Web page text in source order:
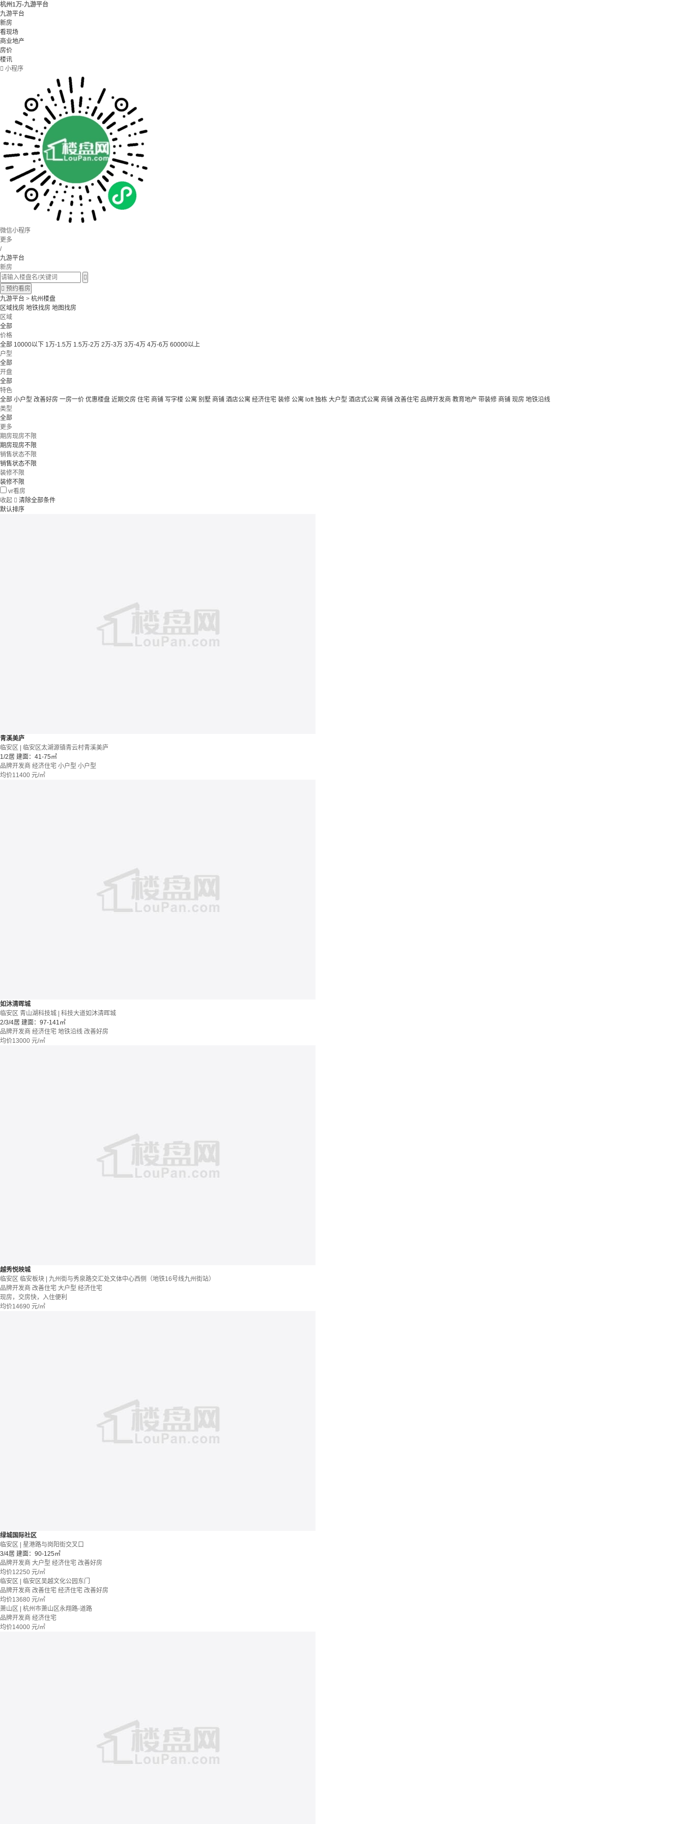
杭州1万-九游平台
九游平台
新房
看现场
商业地产
房价
楼讯
 小程序
微信小程序
更多
/
九游平台
新房

 预约看房
九游平台 > 杭州楼盘
区域找房 地铁找房 地图找房
区域
全部
价格
全部 10000以下 1万-1.5万 1.5万-2万 2万-3万 3万-4万 4万-6万 60000以上
户型
全部
开盘
全部
特色
全部 小户型 改善好房 一房一价 优惠楼盘 近期交房 住宅 商铺 写字楼 公寓 别墅 商铺 酒店公寓 经济住宅 装修 公寓 loft独栋 大户型 酒店式公寓 商铺 改善住宅 品牌开发商 教育地产 带装修 商铺 现房 地铁沿线
类型
全部
更多
期房现房不限
期房现房不限
销售状态不限
销售状态不限
装修不限
装修不限
vr看房
收起  清除全部条件
默认排序
青溪美庐
临安区 | 临安区太湖源镇青云村青溪美庐
1/2居 建面：41-75㎡
品牌开发商 经济住宅 小户型 小户型
均价11400 元/㎡
如沐清晖城
临安区 青山湖科技城 | 科技大道如沐清晖城
2/3/4居 建面：97-141㎡
品牌开发商 经济住宅 地铁沿线 改善好房
均价13000 元/㎡
越秀悦映城
临安区 临安板块 | 九州街与秀泉路交汇处文体中心西侧（地铁16号线九州街站）
品牌开发商 改善住宅 大户型 经济住宅
现房，交房快，入住便利
均价14690 元/㎡
绿城国际社区
临安区 | 星港路与岗阳街交叉口
3/4居 建面：90-125㎡
品牌开发商 大户型 经济住宅 改善好房
均价12250 元/㎡
临安区 | 临安区吴越文化公园东门
品牌开发商 改善住宅 经济住宅 改善好房
均价13680 元/㎡
萧山区 | 杭州市萧山区永翔路-道路
品牌开发商 经济住宅
均价14000 元/㎡